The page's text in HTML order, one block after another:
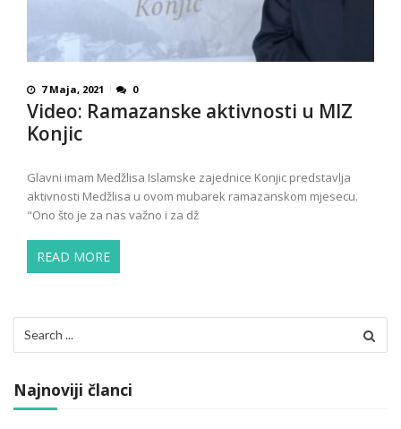
7 Maja, 2021 0
Video: Ramazanske aktivnosti u MIZ
Konjic
Glavni imam Medžlisa Islamske zajednice Konjic predstavlja
aktivnosti Medžlisa u ovom mubarek ramazanskom mjesecu.
"Ono što je za nas važno i za dž
READ MORE
for:
Najnoviji članci